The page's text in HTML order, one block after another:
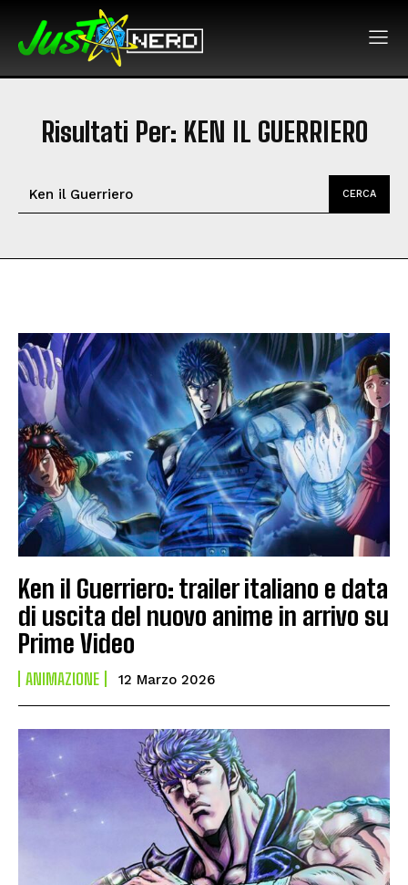
Risultati Per: KEN IL GUERRIERO
CERCA
Ken il Guerriero: trailer italiano e data
di uscita del nuovo anime in arrivo su
Prime Video
ANIMAZIONE 12 Marzo 2026